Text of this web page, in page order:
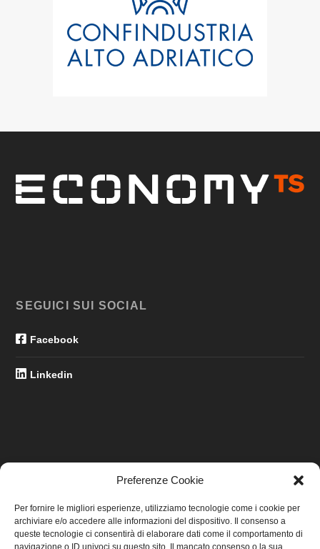
Preferenze Cookie
Per fornire le migliori esperienze, utilizziamo tecnologie come i cookie per
archiviare e/o accedere alle informazioni del dispositivo. Il consenso a
queste tecnologie ci consentirà di elaborare dati come il comportamento di
navigazione o ID univoci su questo sito. Il mancato consenso o la sua
SEGUICI SUI SOCIAL
Facebook
Linkedin
Home